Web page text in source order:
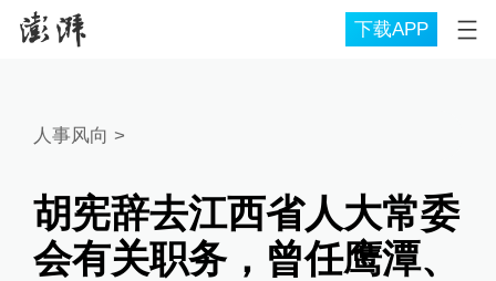
下载APP
人事风向 >
胡宪辞去江西省人大常委
会有关职务，曾任鹰潭、